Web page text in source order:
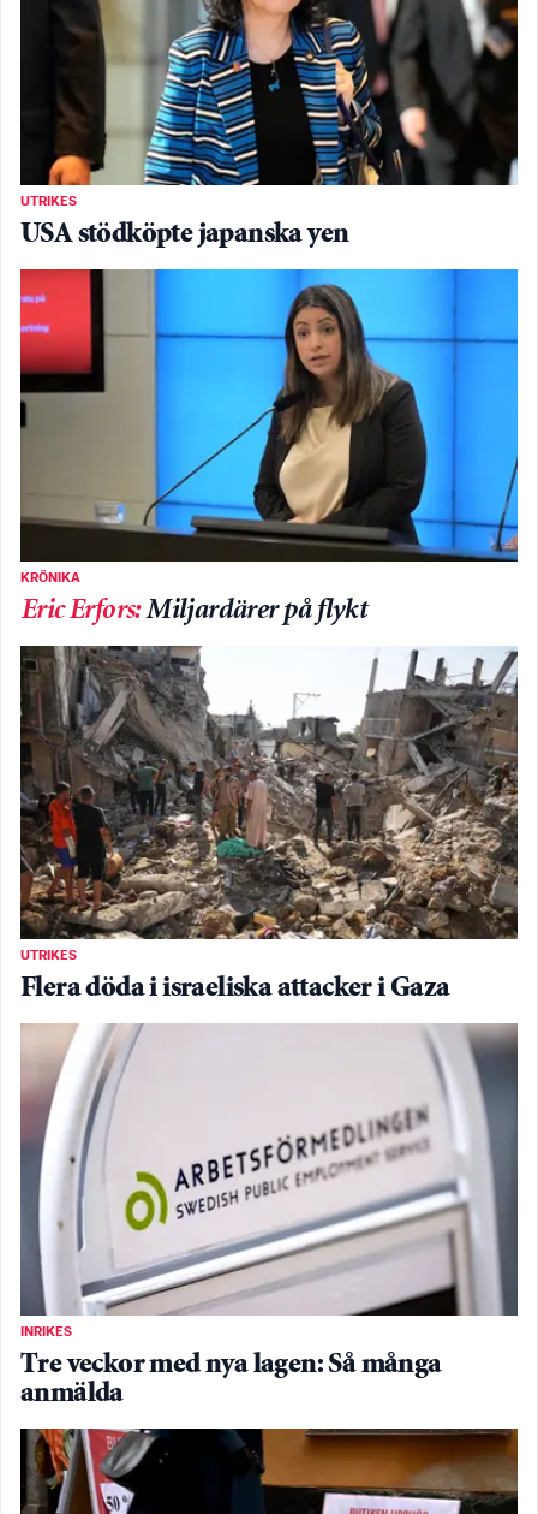
UTRIKES
USA stödköpte japanska yen
KRÖNIKA
Eric Erfors:Miljardärer på flykt
UTRIKES
Flera döda i israeliska attacker i Gaza
INRIKES
Tre veckor med nya lagen: Så många
anmälda